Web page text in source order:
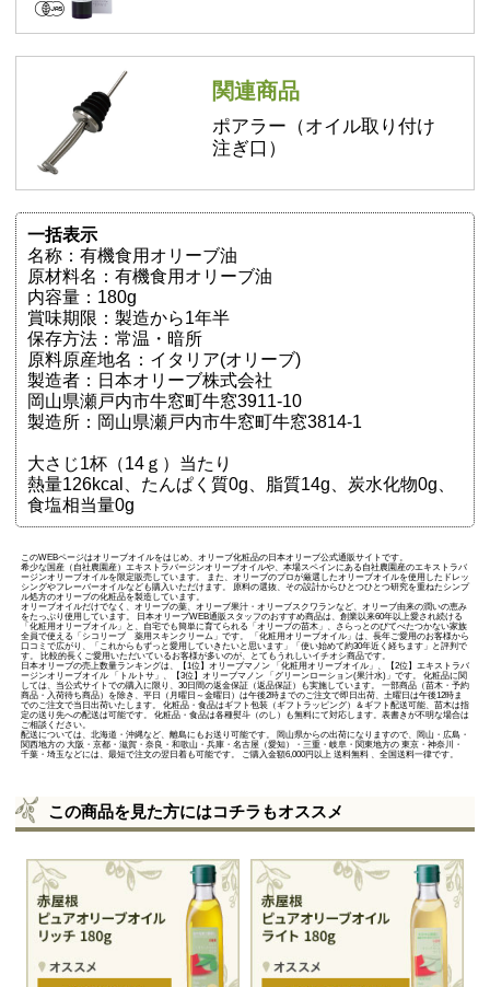
関連商品
ポアラー（オイル取り付け
注ぎ口）
一括表示
名称：有機食用オリーブ油
原材料名：有機食用オリーブ油
内容量：180g
賞味期限：製造から1年半
保存方法：常温・暗所
原料原産地名：イタリア(オリーブ)
製造者：日本オリーブ株式会社
岡山県瀬戸内市牛窓町牛窓3911-10
製造所：岡山県瀬戸内市牛窓町牛窓3814-1
大さじ1杯（14ｇ）当たり
熱量126kcal、たんぱく質0g、脂質14g、炭水化物0g、
食塩相当量0g
このWEBページはオリーブオイルをはじめ、オリーブ化粧品の日本オリーブ公式通販サイトです。
希少な国産（自社農園産）エキストラバージンオリーブオイルや、本場スペインにある自社農園産のエキストラバ
ージンオリーブオイルを限定販売しています。 また、オリーブのプロが厳選したオリーブオイルを使用したドレッ
シングやフレーバーオイルなども購入いただけます。 原料の選抜、その設計からひとつひとつ研究を重ねたシンプ
ル処方のオリーブの化粧品を製造しています。
オリーブオイルだけでなく、オリーブの葉、オリーブ果汁・オリーブスクワランなど、オリーブ由来の潤いの恵み
をたっぷり使用しています。 日本オリーブWEB通販スタッフのおすすめ商品は、創業以来60年以上愛され続ける
「 化粧用オリーブオイル 」と、自宅でも簡単に育てられる「 オリーブの苗木 」、さらっとのびてべたつかない家族
全員で使える「 シコリーブ 薬用スキンクリーム 」です。 「化粧用オリーブオイル」は、長年ご愛用のお客様から
口コミで広がり、「これからもずっと愛用していきたいと思います」「使い始めて約30年近く経ちます」と評判で
す。 比較的長くご愛用いただいているお客様が多いのが、とてもうれしいイチオシ商品です。
日本オリーブの売上数量ランキングは、【1位】オリーブマノン 「 化粧用オリーブオイル 」、【2位】 エキストラバ
ージンオリーブオイル 「トルトサ」 、【3位】 オリーブマノン 「グリーンローション(果汁水)」 です。 化粧品に関
しては、当公式サイトでの購入に限り、 30日間の返金保証（返品保証）
も実施しています。 一部商品（苗木・予約
商品・入荷待ち商品）を除き、平日（月曜日～金曜日）は午後2時までのご注文で即日出荷、土曜日は午後12時ま
でのご注文で当日出荷いたします。 化粧品・食品はギフト包装（ギフトラッピング）＆ギフト配送可能、苗木は指
定の送り先への配送は可能です。 化粧品・食品は各種熨斗（のし）も無料にて対応します。表書きが不明な場合は
ご相談ください。
配送については、北海道・沖縄など、離島にもお送り可能です。 岡山県からの出荷になりますので、岡山・広島・
関西地方の 大阪・京都・滋賀・奈良・和歌山・兵庫・名古屋（愛知）・三重・岐阜・関東地方の 東京・神奈川・
千葉・埼玉などには、最短で注文の翌日着も可能です。 ご購入金額6,000円以上 送料無料 、全国送料一律です。
この商品を見た方にはコチラもオススメ